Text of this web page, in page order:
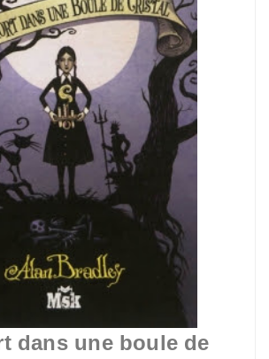
dans une boule de